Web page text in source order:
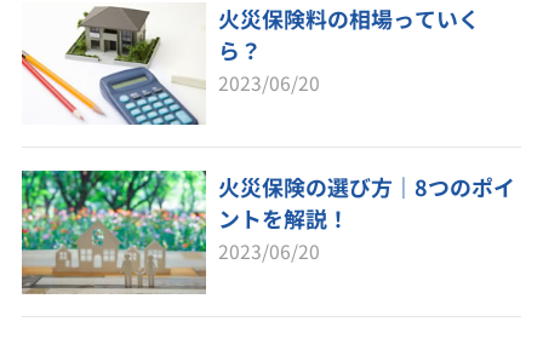
火災保険料の相場っていく
ら？
2023/06/20
火災保険の選び方｜8つのポイ
ントを解説！
2023/06/20